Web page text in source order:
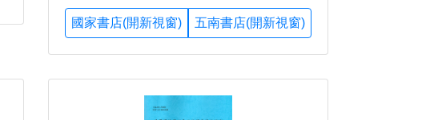
國家書店(開新視窗) 五南書店(開新視窗)